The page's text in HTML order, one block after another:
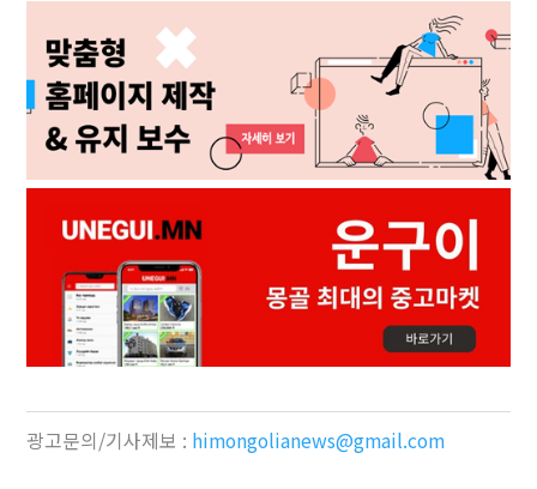
광고문의/기사제보 : himongolianews@gmail.com